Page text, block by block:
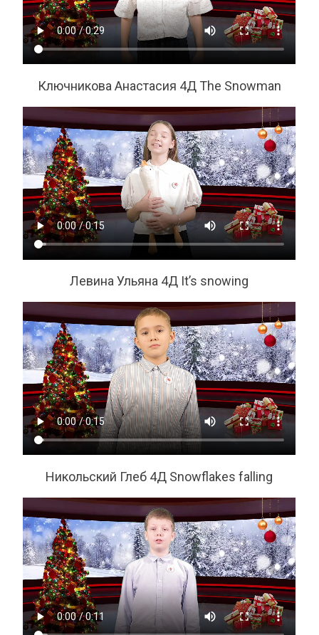
Ключникова Анастасия 4Д The Snowman
Левина Ульяна 4Д It’s snowing
Никольский Глеб 4Д Snowflakes falling